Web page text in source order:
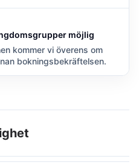
möjlig
kommer vi överens om
bokningsbekräftelsen.